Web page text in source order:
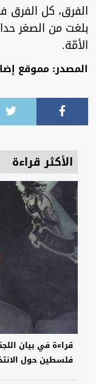
الفرق، كل
بلغت من الصغر
الأمّة.
المصدر: مموقع
الأكثر قراءة
قراءة في بيان
فلسطين حول